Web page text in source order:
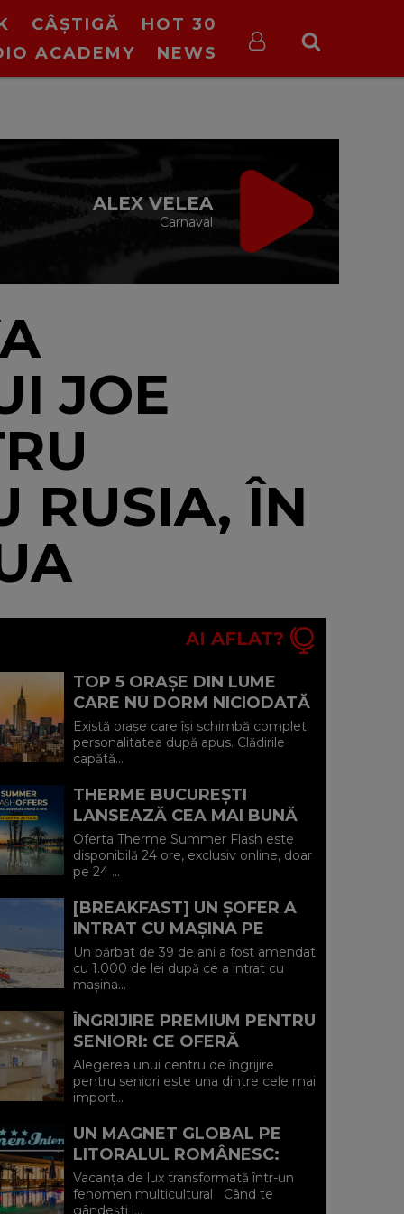
CÂȘTIGĂ
HOT 30
ACADEMY NEWS
STOP VIRGIN
cu Virgin Radio Romania
JOE
RUSIA, ÎN
AI AFLAT?
TOP 5 ORAȘE DIN LUME
CARE NU DORM NICIODATĂ
ȘI POVEȘTILE DIN SPATELE
CELOR MAI CELEBRE
BULEVARDE DE ...
Există orașe care își schimbă complet
personalitatea după apus. Clădirile
capătă...
THERME BUCUREȘTI
LANSEAZĂ CEA MAI BUNĂ
OFERTĂ A VERII: MINUS 20%
LA VOUCHERE, DOAR PE 24
IULIE (P)...
Oferta Therme Summer Flash este
disponibilă 24 ore, exclusiv online, doar
pe 24 ...
[BREAKFAST] UN ȘOFER A
INTRAT CU MAȘINA PE
PLAJA DIN VADU ȘI A FOST
AMENDAT.
Un bărbat de 39 de ani a fost amendat
cu 1.000 de lei după ce a intrat cu
mașina...
ÎNGRIJIRE PREMIUM PENTRU
SENIORI: CE OFERĂ
CENTRUL AFFINITY LIFE
CARE (P)
Alegerea unui centru de îngrijire
pentru seniori este una dintre cele mai
import...
UN MAGNET GLOBAL PE
LITORALUL ROMÂNESC:
HOTEL CARMEN
INTERNATIONAL 5★ DIN
Vacanța de lux transformată într-un
fenomen multicultural Când te
gândești l...